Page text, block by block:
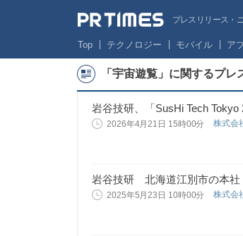
プレスリリース・
Top テクノロジー モバイル ア
「宇宙遊覧」に関するプレ
岩谷技研、「SusHi Tech
2026年4月21日 15時00分 株式会
岩谷技研 北海道江別市の本
2025年5月23日 10時00分 株式会